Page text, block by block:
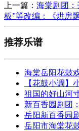
上一篇： 海棠剧团：
板”等改编：《烘房
推荐乐谱
海棠岳阳花鼓
【花鼓小调】
祖国的好山河
新百香园剧团
岳阳新百香园
岳阳市海棠花